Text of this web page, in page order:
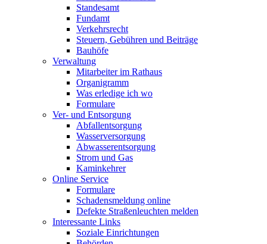
Standesamt
Fundamt
Verkehrsrecht
Steuern, Gebühren und Beiträge
Bauhöfe
Verwaltung
Mitarbeiter im Rathaus
Organigramm
Was erledige ich wo
Formulare
Ver- und Entsorgung
Abfallentsorgung
Wasserversorgung
Abwasserentsorgung
Strom und Gas
Kaminkehrer
Online Service
Formulare
Schadensmeldung online
Defekte Straßenleuchten melden
Interessante Links
Soziale Einrichtungen